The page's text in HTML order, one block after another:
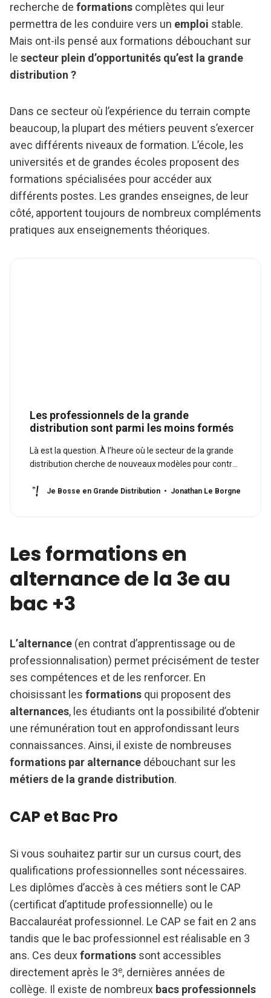
recherche de formations complètes qui leur
permettra de les conduire vers un emploi stable.
Mais ont-ils pensé aux formations débouchant sur
le secteur plein d’opportunités qu’est la grande
distribution ?
Dans ce secteur où l’expérience du terrain compte
beaucoup, la plupart des métiers peuvent s’exercer
avec différents niveaux de formation. L’école, les
universités et de grandes écoles proposent des
formations spécialisées pour accéder aux
différents postes. Les grandes enseignes, de leur
côté, apportent toujours de nombreux compléments
pratiques aux enseignements théoriques.
Les professionnels de la grande
distribution sont parmi les moins formés
Là est la question. À l’heure où le secteur de la grande
distribution cherche de nouveaux modèles pour contrer
elles pas se recentrer sur leur principal atout ? C’est-à-
Je Bosse en Grande Distribution Jonathan Le Borgne
Les formations en
alternance de la 3e au
bac +3
L’alternance (en contrat d’apprentissage ou de
professionnalisation) permet précisément de tester
ses compétences et de les renforcer. En
choisissant les formations qui proposent des
alternances, les étudiants ont la possibilité d’obtenir
une rémunération tout en approfondissant leurs
connaissances. Ainsi, il existe de nombreuses
formations par alternance débouchant sur les
métiers de la grande distribution.
CAP et Bac Pro
Si vous souhaitez partir sur un cursus court, des
qualifications professionnelles sont nécessaires.
Les diplômes d’accès à ces métiers sont le CAP
(certificat d’aptitude professionnelle) ou le
Baccalauréat professionnel. Le CAP se fait en 2 ans
tandis que le bac professionnel est réalisable en 3
ans. Ces deuxformations sont accessibles
directement après le 3e, dernières années de
collège. Il existe de nombreux bacs professionnels